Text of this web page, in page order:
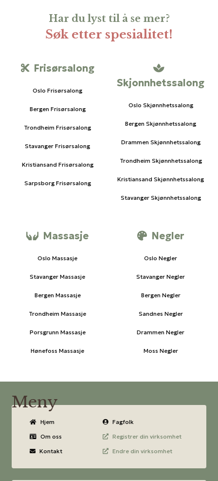
Har du lyst til å se mer?
Søk etter spesialitet!
Frisørsalong
Oslo Frisørsalong
Bergen Frisørsalong
Trondheim Frisørsalong
Stavanger Frisørsalong
Kristiansand Frisørsalong
Sarpsborg Frisørsalong
Skjonnhetssalong
Oslo Skjønnhetssalong
Bergen Skjønnhetssalong
Drammen Skjønnhetssalong
Trondheim Skjønnhetssalong
Kristiansand Skjønnhetssalong
Stavanger Skjønnhetssalong
Massasje
Oslo Massasje
Stavanger Massasje
Bergen Massasje
Trondheim Massasje
Porsgrunn Massasje
Hønefoss Massasje
Negler
Oslo Negler
Stavanger Negler
Bergen Negler
Sandnes Negler
Drammen Negler
Moss Negler
Meny
Hjem
Om oss
Kontakt
Fagfolk
Registrer din virksomhet
Endre din virksomhet